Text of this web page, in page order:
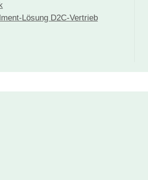
Lösung D2C-Vertrieb